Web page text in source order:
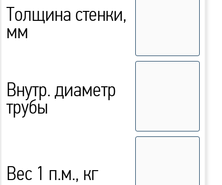
Толщина стенки,
мм
Внутр. диаметр
трубы
Вес 1 п.м., кг